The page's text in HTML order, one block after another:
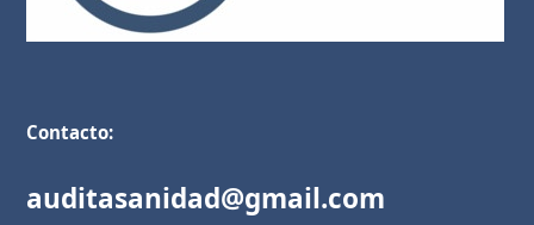
Contacto:
auditasanidad@gmail.com